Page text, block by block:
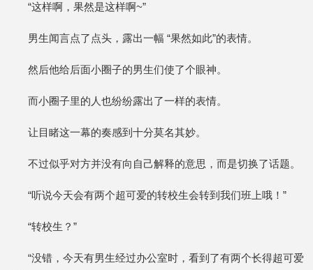
“这样啊，果然是这样啊~”
男生闻言点了点头，露出一幅 “果然如此”的表情。
然后他给后面小圈子的男生们使了个眼神。
而小圈子里的人也纷纷露出了一样的表情。
让目睹这一幕的奏感到十分莫名其妙。
不过似乎对方并没有向自己解释的意思，而是切换了话题。
“听说今天会有两个超可爱的转校生会转到我们班上哦！”
“转校生？”
“没错，今天有男生经过办公室时，看到了有两个长得超可爱